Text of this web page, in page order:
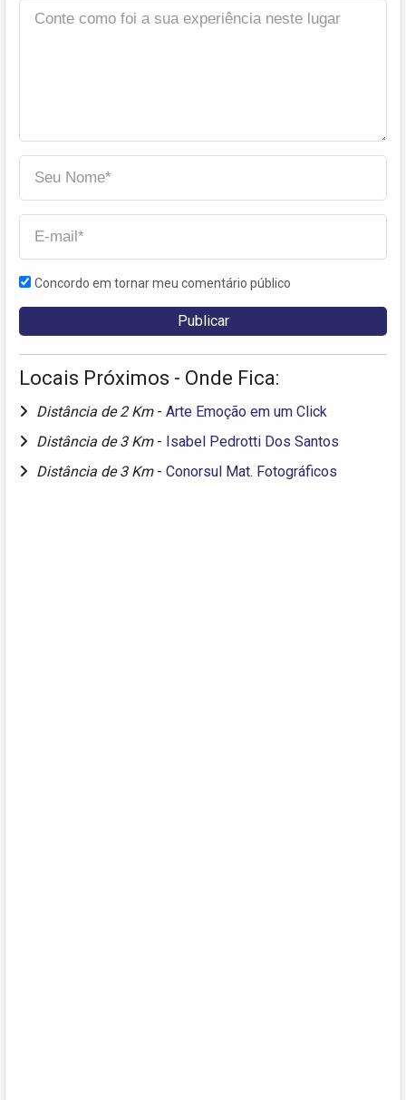
Concordo em tornar meu comentário público
Locais Próximos - Onde Fica:
Distância de 2 Km - Arte Emoção em um Click
Distância de 3 Km - Isabel Pedrotti Dos Santos
Distância de 3 Km - Conorsul Mat. Fotográficos